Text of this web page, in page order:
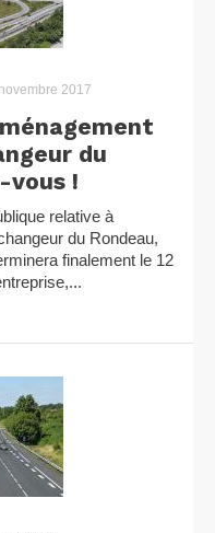
2017
du
vous !
relative à
du Rondeau,
finalement le 12